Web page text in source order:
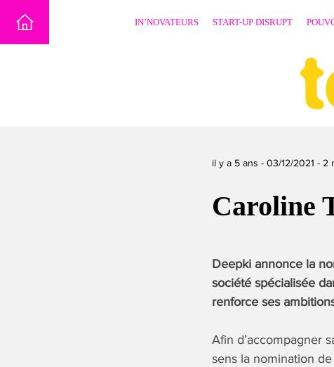
IN’NOVATEURS START-UP DISRUPT
il y a 5 ans - 03/12/2021 - 2
Caroline
Deepki annonce la
société spécialisée
renforce ses
Afin d’accompagner
sens la nomination